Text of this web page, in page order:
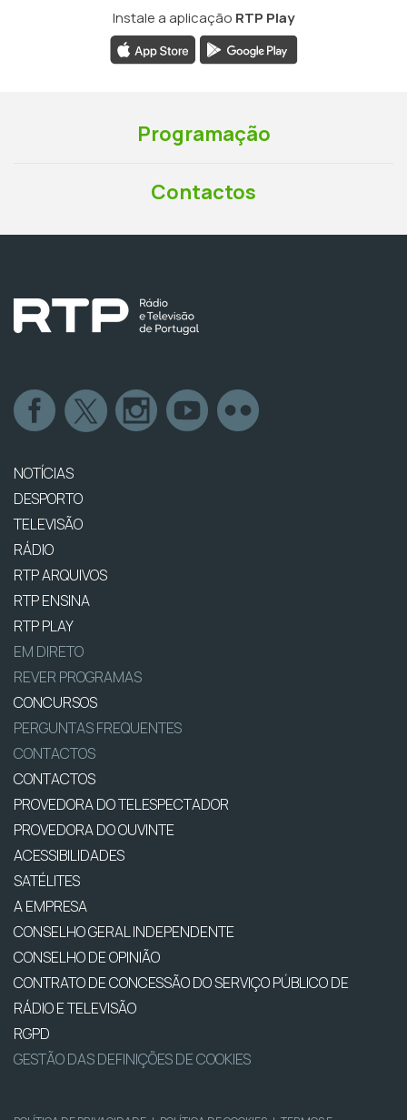
Instale a aplicação RTP Play
Programação
Contactos
NOTÍCIAS
DESPORTO
TELEVISÃO
RÁDIO
RTP ARQUIVOS
RTP ENSINA
RTP PLAY
EM DIRETO
REVER PROGRAMAS
CONCURSOS
PERGUNTAS FREQUENTES
CONTACTOS
CONTACTOS
PROVEDORA DO TELESPECTADOR
PROVEDORA DO OUVINTE
ACESSIBILIDADES
SATÉLITES
A EMPRESA
CONSELHO GERAL INDEPENDENTE
CONSELHO DE OPINIÃO
CONTRATO DE CONCESSÃO DO SERVIÇO PÚBLICO DE
RÁDIO E TELEVISÃO
RGPD
GESTÃO DAS DEFINIÇÕES DE COOKIES